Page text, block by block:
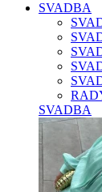
SVADBA
SVADBA